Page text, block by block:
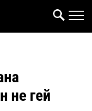
не гей